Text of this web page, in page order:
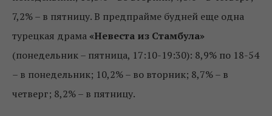
7,2% – в пятницу. В предпрайме будней еще одна
турецкая драма «Невеста из Стамбула»
(понедельник – пятница, 17:10-19:30): 8,9% по 18-54
– в понедельник; 10,2% – во вторник; 8,7% – в
четверг; 8,2% – в пятницу.